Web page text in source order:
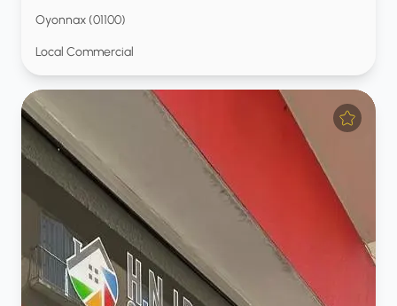
Oyonnax (01100)
Local Commercial